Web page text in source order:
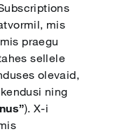
mis
praegu
sellele
olevaid,
ning
). X-i